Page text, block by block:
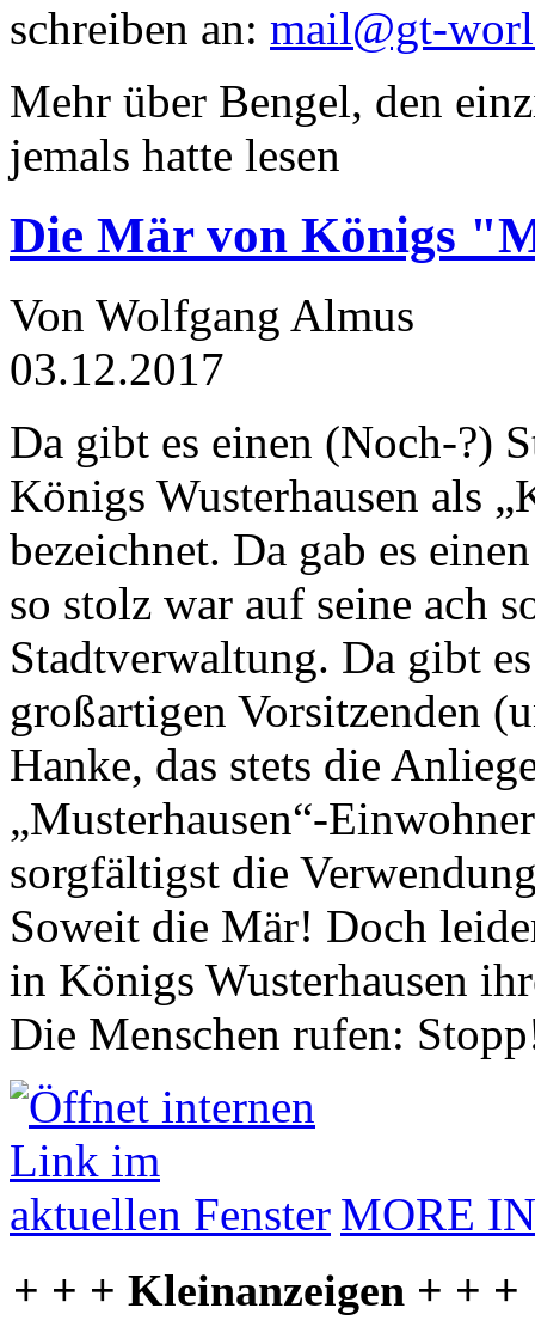
schreiben an: mail@gt-
Mehr über Bengel, den
jemals hatte lesen
Die Mär von Königs
Von Wolfgang Almus
03.12.2017
Da gibt es einen (Noch-?)
Königs Wusterhausen als
bezeichnet. Da gab es
so stolz war auf seine ach
Stadtverwaltung. Da gibt
großartigen Vorsitzenden
Hanke, das stets die
„Musterhausen“-
sorgfältigst die
Soweit die Mär! Doch
in Königs Wusterhausen
Die Menschen rufen:
MORE
+ + + Kleinanzeigen + + +